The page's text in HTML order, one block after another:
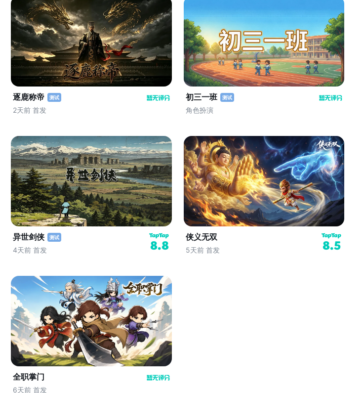
逐鹿称帝 测试
2天前 首发
初三一班 测试
角色扮演
异世剑侠 测试
4天前 首发 8.8
侠义无双
5天前 首发 8.5
全职掌门
6天前 首发